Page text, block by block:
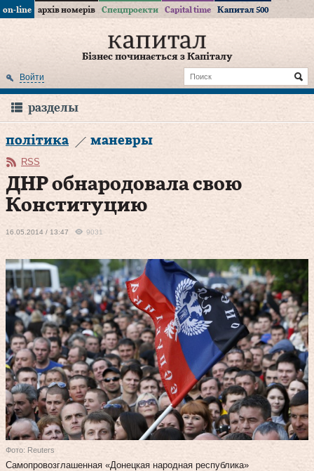
on-line архів номерів Спецпроекти Capital time Капитал 500
Бізнес починається з Капіталу
Войти
разделы
політика маневры
RSS
ДНР обнародовала свою
Конституцию
16.05.2014 / 13:47 9031
Фото: Reuters
Самопровозглашенная «Донецкая народная республика»